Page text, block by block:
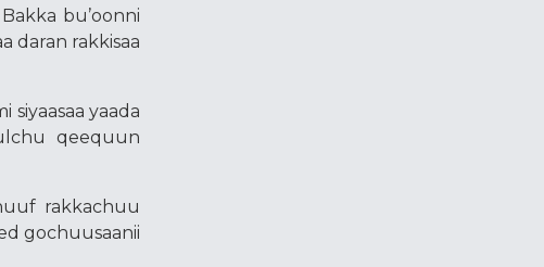
bu’oonni
daran rakkisaa
yaada
qeequun
rakkachuu
gochuusaanii